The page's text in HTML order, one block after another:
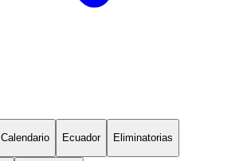
Calendario Ecuador Eliminatorias